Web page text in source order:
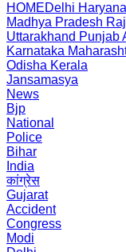
HOMEDelhi Haryana
Madhya Pradesh
Uttarakhand Punjab
Karnataka
Odisha Kerala
Jansamasya
News
Bjp
National
Police
Bihar
India
कांग्रेस
Gujarat
Accident
Congress
Modi